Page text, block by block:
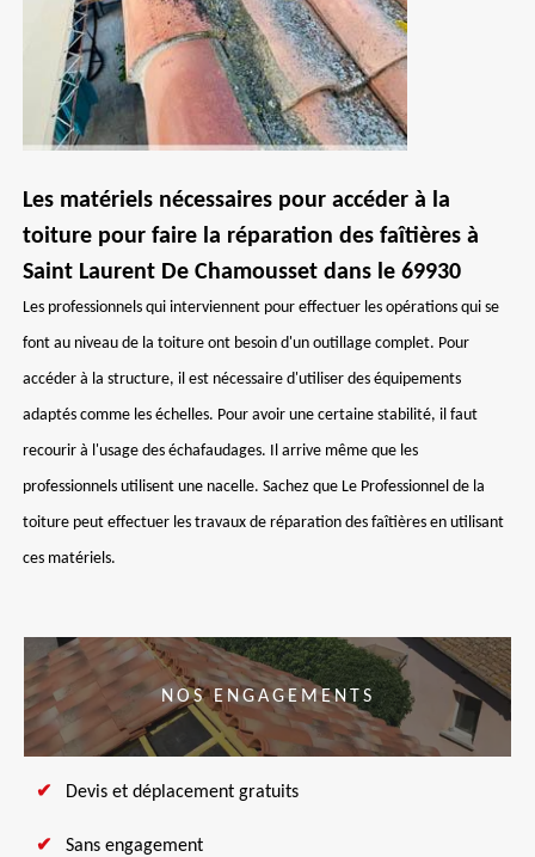
Les matériels nécessaires pour accéder à la
toiture pour faire la réparation des faîtières à
Saint Laurent De Chamousset dans le 69930
Les professionnels qui interviennent pour effectuer les opérations qui se
font au niveau de la toiture ont besoin d'un outillage complet. Pour
accéder à la structure, il est nécessaire d'utiliser des équipements
adaptés comme les échelles. Pour avoir une certaine stabilité, il faut
recourir à l'usage des échafaudages. Il arrive même que les
professionnels utilisent une nacelle. Sachez que Le Professionnel de la
toiture peut effectuer les travaux de réparation des faîtières en utilisant
ces matériels.
NOS ENGAGEMENTS
Devis et déplacement gratuits
Sans engagement